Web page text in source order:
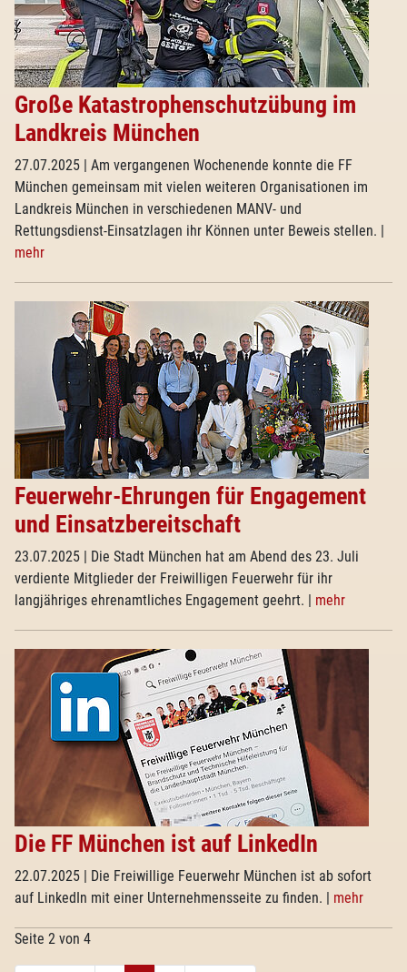
Große Katastrophenschutzübung im
Landkreis München
27.07.2025 | Am vergangenen Wochenende konnte die FF
München gemeinsam mit vielen weiteren Organisationen im
Landkreis München in verschiedenen MANV- und
Rettungsdienst-Einsatzlagen ihr Können unter Beweis stellen. |
mehr
Feuerwehr-Ehrungen für Engagement
und Einsatzbereitschaft
23.07.2025 | Die Stadt München hat am Abend des 23. Juli
verdiente Mitglieder der Freiwilligen Feuerwehr für ihr
langjähriges ehrenamtliches Engagement geehrt. | mehr
Die FF München ist auf LinkedIn
22.07.2025 | Die Freiwillige Feuerwehr München ist ab sofort
auf LinkedIn mit einer Unternehmensseite zu finden. | mehr
Seite 2 von 4